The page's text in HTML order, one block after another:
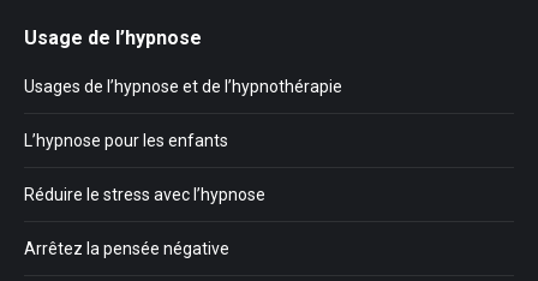
Usage de l’hypnose
Usages de l’hypnose et de l’hypnothérapie
L’hypnose pour les enfants
Réduire le stress avec l’hypnose
Arrêtez la pensée négative